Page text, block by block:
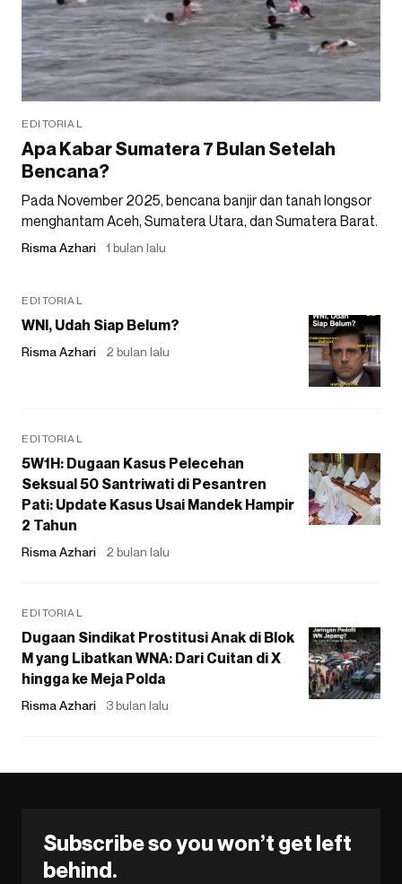
EDITORIAL
Apa Kabar Sumatera 7 Bulan Setelah
Bencana?
Pada November 2025, bencana banjir dan tanah longsor
menghantam Aceh, Sumatera Utara, dan Sumatera Barat.
Risma Azhari 1 bulan lalu
EDITORIAL
WNI, Udah Siap Belum?
Risma Azhari 2 bulan lalu
EDITORIAL
5W1H: Dugaan Kasus Pelecehan
Seksual 50 Santriwati di Pesantren
Pati: Update Kasus Usai Mandek Hampir
2 Tahun
Risma Azhari 2 bulan lalu
EDITORIAL
Dugaan Sindikat Prostitusi Anak di Blok
M yang Libatkan WNA: Dari Cuitan di X
hingga ke Meja Polda
Risma Azhari 3 bulan lalu
Subscribe so you won’t get left
behind.